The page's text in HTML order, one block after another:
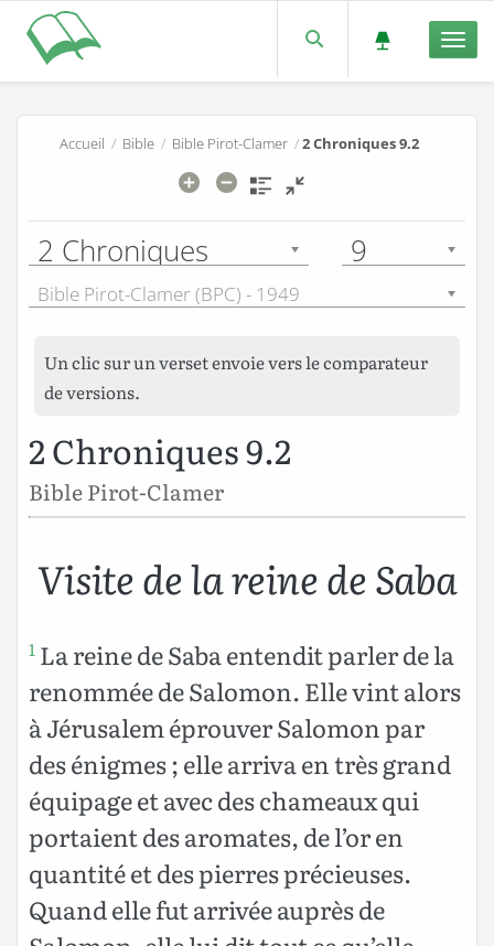
Accueil / Bible / Bible Pirot-Clamer /2 Chroniques 9.2
2 Chroniques 9
Bible Pirot-Clamer (BPC) - 1949
Un clic sur un verset envoie vers le comparateur
de versions.
2 Chroniques 9.2
Bible Pirot-Clamer
Visite de la reine de Saba
1 La reine de Saba entendit parler de la
renommée de Salomon. Elle vint alors
à Jérusalem éprouver Salomon par
des énigmes ; elle arriva en très grand
équipage et avec des chameaux qui
portaient des aromates, de l’or en
quantité et des pierres précieuses.
Quand elle fut arrivée auprès de